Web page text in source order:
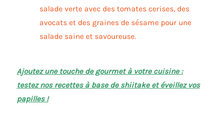
salade verte avec des tomates cerises, des
avocats et des graines de sésame pour une
salade saine et savoureuse.
Ajoutez une touche de gourmet à votre cuisine :
testez nos recettes à base de shiitake et éveillez vos
papilles !